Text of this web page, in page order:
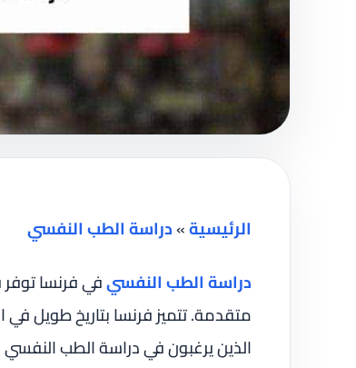
الرئيسية»دراسة الطب النفسي
دراسة الطب النفسيفي فرنسا توفر
متقدمة. تتميز فرنسا بتاريخ طويل
الذين يرغبون في دراسة الطب